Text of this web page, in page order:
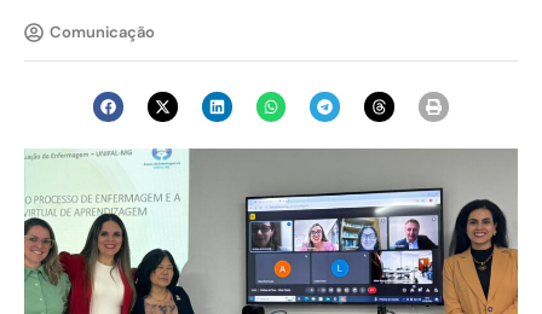
Comunicação